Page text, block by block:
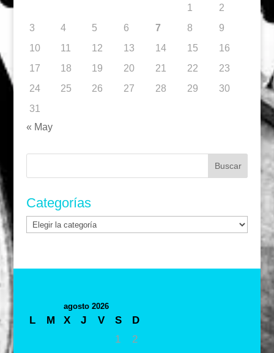
1
2
3
4 5 6 7 8
9
10
11 12 13 14 15
16
17
18 19 20 21 22
23
24
25 26 27 28 29
30
31
« May
Buscar:
Categorías
Categorías
agosto 2026
L M X J V S
D
1
2